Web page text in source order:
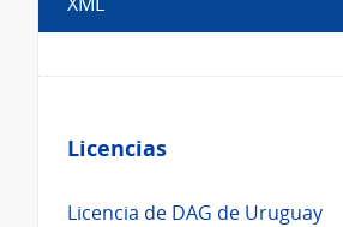
Licencias
Licencias
Licencia de DAG de Uruguay